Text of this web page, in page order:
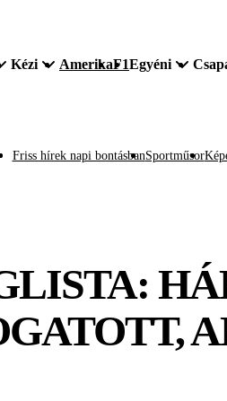
Kézi AmerikaF1Egyéni
Friss hírek napi bontásbanSportműsor